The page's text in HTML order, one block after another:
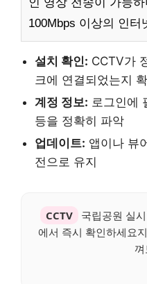
100Mbps 이상의 인터
설치 확인: CCTV가
크에 연결되었는지
계정 정보: 로그인에
등을 정확히 파악
업데이트: 앱이나 뷰
전으로 유지
CCTV
국립공원 실
에서 즉시 확인하세요
껴